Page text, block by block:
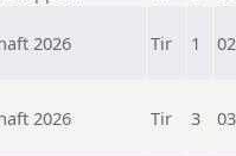
2026
Tir 1
2026
Tir 3